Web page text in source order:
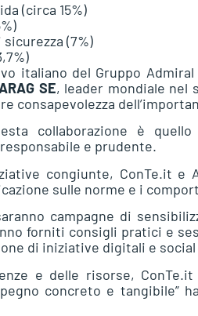
(circa 15%)
(7%)
italiano del Gruppo
SE, leader mondiale nel
consapevolezza
collaborazione è
e prudente.
congiunte, ConTe.it e
sulle norme e i
campagne di
forniti consigli pratici e
di iniziative digitali e
e delle risorse,
concreto e tangibile”